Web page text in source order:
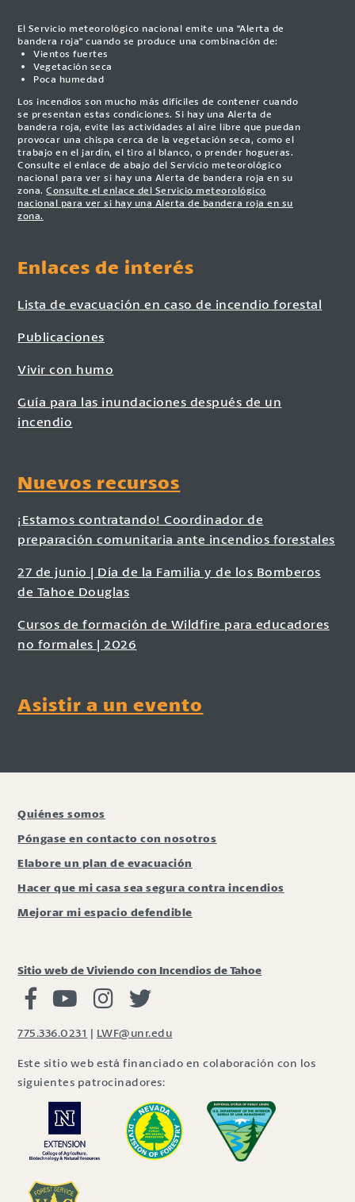
El Servicio meteorológico nacional emite una "Alerta de
bandera roja" cuando se produce una combinación de:
Vientos fuertes
Vegetación seca
Poca humedad
Los incendios son mucho más difíciles de contener cuando
se presentan estas condiciones. Si hay una Alerta de
bandera roja, evite las actividades al aire libre que puedan
provocar una chispa cerca de la vegetación seca, como el
trabajo en el jardín, el tiro al blanco, o prender hogueras.
Consulte el enlace de abajo del Servicio meteorológico
nacional para ver si hay una Alerta de bandera roja en su
zona.Consulte el enlace del Servicio meteorológico
nacional para ver si hay una Alerta de bandera roja en su
zona.
Enlaces de interés
Lista de evacuación en caso de incendio forestal
Publicaciones
Vivir con humo
Guía para las inundaciones después de un
incendio
Nuevos recursos
¡Estamos contratando! Coordinador de
preparación comunitaria ante incendios forestales
27 de junio | Día de la Familia y de los Bomberos
de Tahoe Douglas
Cursos de formación de Wildfire para educadores
no formales | 2026
Asistir a un evento
Quiénes somos
Póngase en contacto con nosotros
Elabore un plan de evacuación
Hacer que mi casa sea segura contra incendios
Mejorar mi espacio defendible
Sitio web de Viviendo con Incendios de Tahoe
Viviendo con Incendios Facebook
Vivir con fuego Youtube
Vivir con fuego Instagram
775.336.0231 | LWF@unr.edu
Este sitio web está financiado en colaboración con los
siguientes patrocinadores: